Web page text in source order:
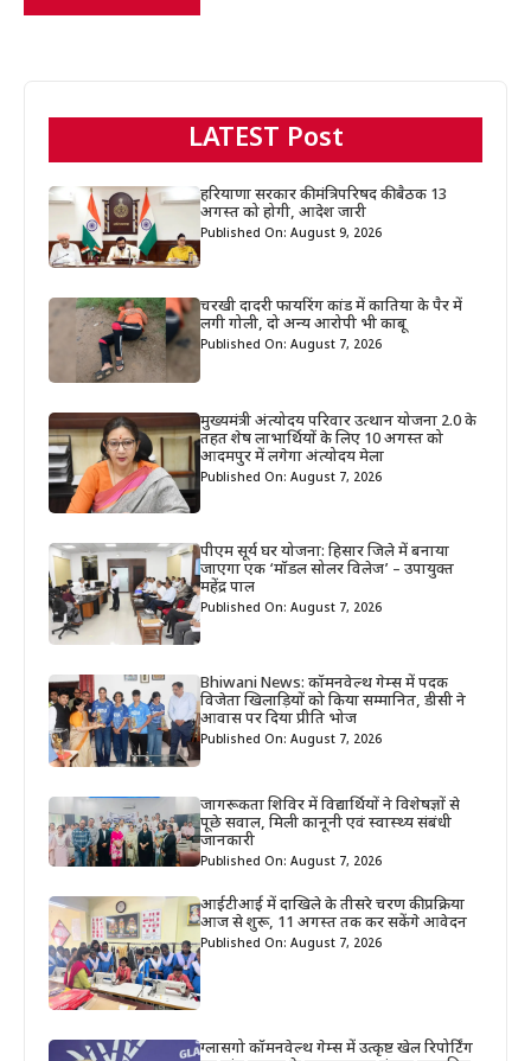
LATEST Post
हरियाणा सरकार की मंत्रिपरिषद की बैठक 13
अगस्त को होगी, आदेश जारी
Published On: August 9, 2026
चरखी दादरी फायरिंग कांड में कातिया के पैर में
लगी गोली, दो अन्य आरोपी भी काबू
Published On: August 7, 2026
मुख्यमंत्री अंत्योदय परिवार उत्थान योजना 2.0 के
तहत शेष लाभार्थियों के लिए 10 अगस्त को
आदमपुर में लगेगा अंत्योदय मेला
Published On: August 7, 2026
पीएम सूर्य घर योजना: हिसार जिले में बनाया
जाएगा एक ‘मॉडल सोलर विलेज’ – उपायुक्त
महेंद्र पाल
Published On: August 7, 2026
Bhiwani News: कॉमनवेल्थ गेम्स में पदक
विजेता खिलाड़ियों को किया सम्मानित, डीसी ने
आवास पर दिया प्रीति भोज
Published On: August 7, 2026
जागरूकता शिविर में विद्यार्थियों ने विशेषज्ञों से
पूछे सवाल, मिली कानूनी एवं स्वास्थ्य संबंधी
जानकारी
Published On: August 7, 2026
आईटीआई में दाखिले के तीसरे चरण की प्रक्रिया
आज से शुरू, 11 अगस्त तक कर सकेंगे आवेदन
Published On: August 7, 2026
ग्लासगो कॉमनवेल्थ गेम्स में उत्कृष्ट खेल रिपोर्टिंग